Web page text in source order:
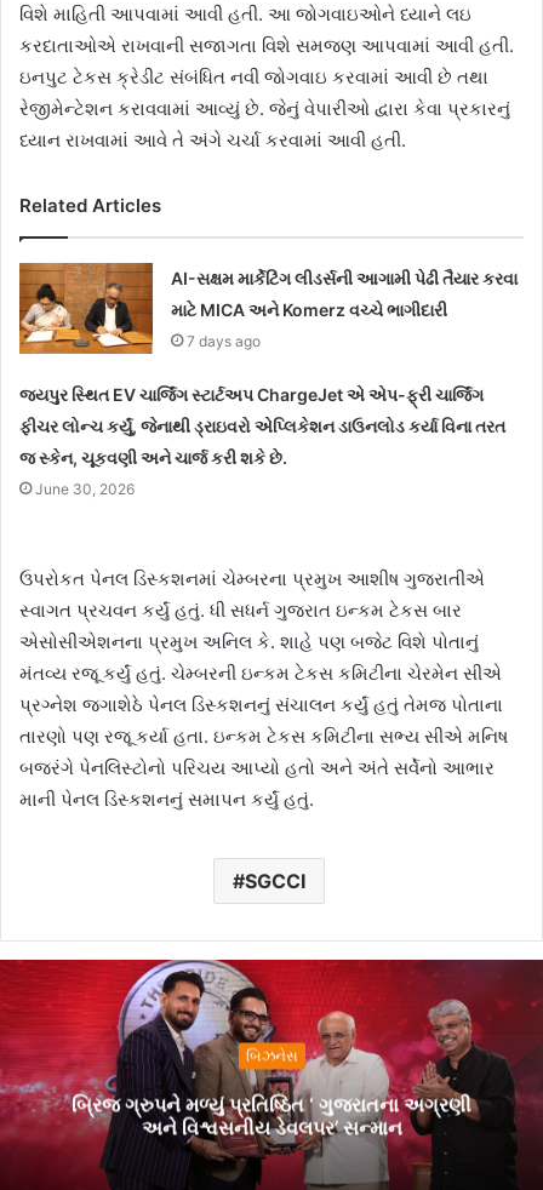
વિશે માહિતી આપવામાં આવી હતી. આ જોગવાઇઓને ધ્યાને લઇ
કરદાતાઓએ રાખવાની સજાગતા વિશે સમજણ આપવામાં આવી હતી.
ઇનપુટ ટેકસ ક્રેડીટ સંબંધિત નવી જોગવાઇ કરવામાં આવી છે તથા
રેજીમેન્ટેશન કરાવવામાં આવ્યું છે. જેનું વેપારીઓ દ્વારા કેવા પ્રકારનું
ધ્યાન રાખવામાં આવે તે અંગે ચર્ચા કરવામાં આવી હતી.
Related Articles
AI-સક્ષમ માર્કેટિંગ લીડર્સની આગામી પેઢી તૈયાર કરવા
માટે MICA અને Komerz વચ્ચે ભાગીદારી
7 days ago
જયપુર સ્થિત EV ચાર્જિંગ સ્ટાર્ટઅપ ChargeJet એ એપ-ફ્રી ચાર્જિંગ
ફીચર લોન્ચ કર્યું, જેનાથી ડ્રાઇવરો એપ્લિકેશન ડાઉનલોડ કર્યા વિના તરત
જ સ્કેન, ચૂકવણી અને ચાર્જ કરી શકે છે.
June 30, 2026
ઉપરોકત પેનલ ડિસ્કશનમાં ચેમ્બરના પ્રમુખ આશીષ ગુજરાતીએ
સ્વાગત પ્રચવન કર્યું હતું. ધી સધર્ન ગુજરાત ઇન્કમ ટેકસ બાર
એસોસીએશનના પ્રમુખ અનિલ કે. શાહે પણ બજેટ વિશે પોતાનું
મંતવ્ય રજૂ કર્યું હતું. ચેમ્બરની ઇન્કમ ટેકસ કમિટીના ચેરમેન સીએ
પ્રગ્નેશ જગાશેઠે પેનલ ડિસ્કશનનું સંચાલન કર્યું હતું તેમજ પોતાના
તારણો પણ રજૂ કર્યા હતા. ઇન્કમ ટેકસ કમિટીના સભ્ય સીએ મનિષ
બજરંગે પેનલિસ્ટોનો પરિચય આપ્યો હતો અને અંતે સર્વેનો આભાર
માની પેનલ ડિસ્કશનનું સમાપન કર્યું હતું.
SGCCI
બિઝનેસ
બ્રિજ ગ્રુપને મળ્યું પ્રતિષ્ઠિત ‘ ગુજરાતના અગ્રણી
અને વિશ્વસનીય ડેવલપર’ સન્માન